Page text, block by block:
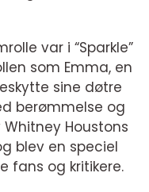
var i “Sparkle”
som Emma, en
sine døtre
berømmelse og
Houstons
blev en speciel
fans og kritikere.